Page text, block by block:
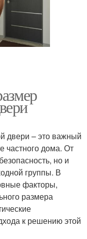
двери – это важный
частного дома. От
но и
группы. В
факторы,
размера
к решению этой